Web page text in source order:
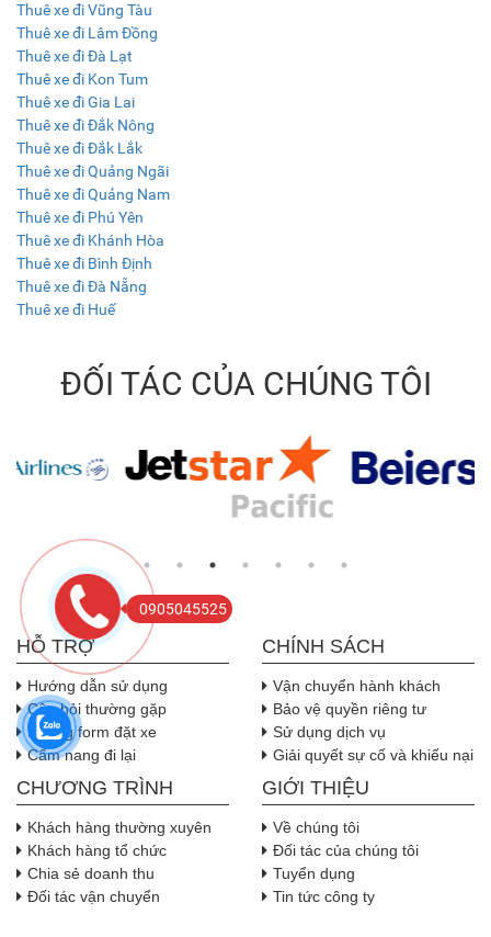
Thuê xe đi Vũng Tàu
Thuê xe đi Lâm Đồng
Thuê xe đi Đà Lạt
Thuê xe đi Kon Tum
Thuê xe đi Gia Lai
Thuê xe đi Đắk Nông
Thuê xe đi Đắk Lắk
Thuê xe đi Quảng Ngãi
Thuê xe đi Quảng Nam
Thuê xe đi Phú Yên
Thuê xe đi Khánh Hòa
Thuê xe đi Bình Định
Thuê xe đi Đà Nẵng
Thuê xe đi Huế
ĐỐI TÁC CỦA CHÚNG TÔI
HỖ TRỢ
Hướng dẫn sử dụng
Câu hỏi thường gặp
Nhúng form đặt xe
Cẩm nang đi lại
CHÍNH SÁCH
Vận chuyển hành khách
Bảo vệ quyền riêng tư
Sử dụng dịch vụ
Giải quyết sự cố và khiếu nại
CHƯƠNG TRÌNH
Khách hàng thường xuyên
Khách hàng tổ chức
Chia sẻ doanh thu
Đối tác vận chuyển
GIỚI THIỆU
Về chúng tôi
Đối tác của chúng tôi
Tuyển dụng
Tin tức công ty
0905045525